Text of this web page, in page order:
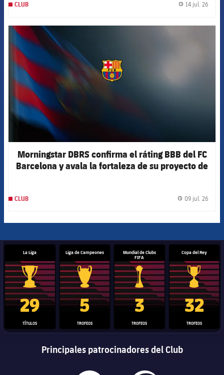
CLUB 14 jul. 26
Morningstar DBRS confirma el ráting BBB del FC
Barcelona y avala la fortaleza de su proyecto de
CLUB 09 jul. 26
La Liga
Trofeo de La Liga
29
TÍTULOS
Liga de Campeones
Trofeo de la Liga de Campeones
5
TROFEOS
Mundial de Clubs
FIFA
Trofeo del Mundial de
3
TROFEOS
Copa del Rey
Copa del
32
TROFEOS
Principales patrocinadores del Club